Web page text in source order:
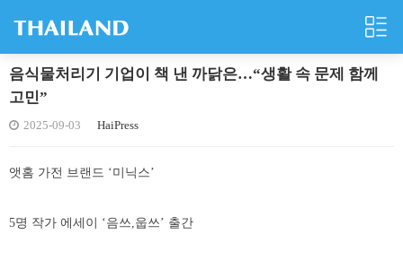
음식물처리기 기업이 책 낸 까닭은…“생활 속 문제 함께
고민”
2025-09-03 HaiPress
앳홈 가전 브랜드 ‘미닉스’
5명 작가 에세이 ‘음쓰,웁쓰’ 출간